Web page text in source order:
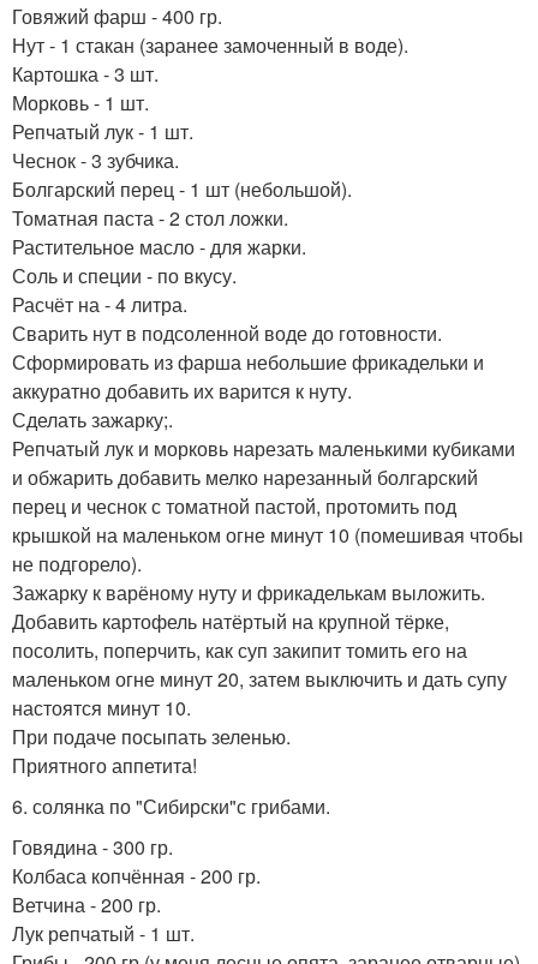
Говяжий фарш - 400 гр.
Нут - 1 стакан (заранее замоченный в воде).
Картошка - 3 шт.
Морковь - 1 шт.
Репчатый лук - 1 шт.
Чеснок - 3 зубчика.
Болгарский перец - 1 шт (небольшой).
Томатная паста - 2 стол ложки.
Растительное масло - для жарки.
Соль и специи - по вкусу.
Расчёт на - 4 литра.
Сварить нут в подсоленной воде до готовности.
Сформировать из фарша небольшие фрикадельки и
аккуратно добавить их варится к нуту.
Сделать зажарку;.
Репчатый лук и морковь нарезать маленькими кубиками
и обжарить добавить мелко нарезанный болгарский
перец и чеснок с томатной пастой, протомить под
крышкой на маленьком огне минут 10 (помешивая чтобы
не подгорело).
Зажарку к варёному нуту и фрикаделькам выложить.
Добавить картофель натёртый на крупной тёрке,
посолить, поперчить, как суп закипит томить его на
маленьком огне минут 20, затем выключить и дать супу
настоятся минут 10.
При подаче посыпать зеленью.
Приятного аппетита!
6. солянка по "Сибирски"с грибами.
Говядина - 300 гр.
Колбаса копчённая - 200 гр.
Ветчина - 200 гр.
Лук репчатый - 1 шт.